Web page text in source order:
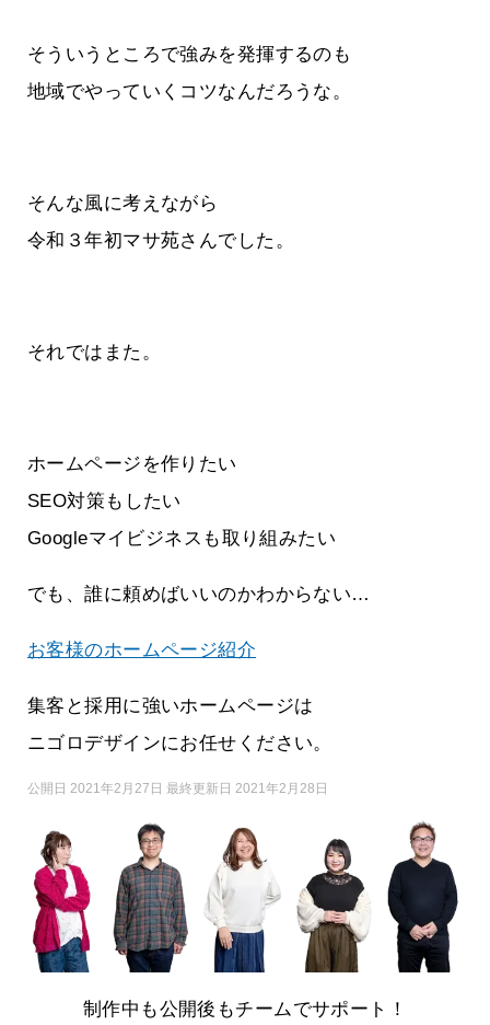
そういうところで強みを発揮するのも
地域でやっていくコツなんだろうな。
そんな風に考えながら
令和３年初マサ苑さんでした。
それではまた。
ホームページを作りたい
SEO対策もしたい
Googleマイビジネスも取り組みたい
でも、誰に頼めばいいのかわからない…
お客様のホームページ紹介
集客と採用に強いホームページは
ニゴロデザインにお任せください。
公開日 2021年2月27日 最終更新日 2021年2月28日
制作中も公開後もチームでサポート！